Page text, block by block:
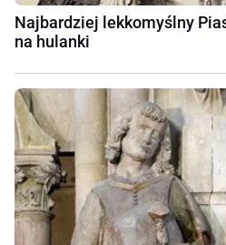
Najbardziej lekkomyślny
na hulanki